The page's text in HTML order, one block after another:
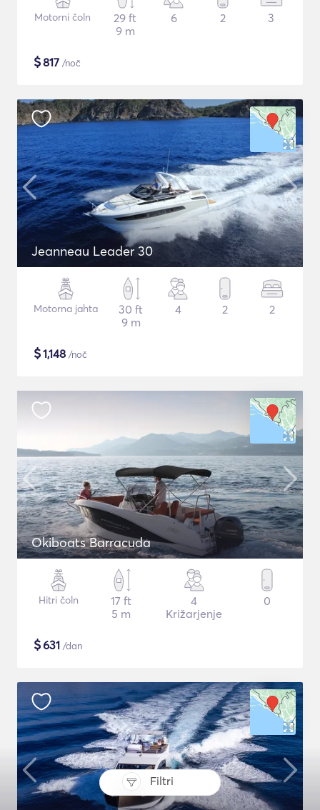
Filtri
Motorni čoln
29 ft
9 m
6 2 3
$817 /noč
Jeanneau Leader 30
Motorna jahta
30 ft
9 m
4 2 2
$1,148 /noč
Okiboats Barracuda
Hitri čoln
17 ft
5 m
4
Križarjenje
0
$631 /dan